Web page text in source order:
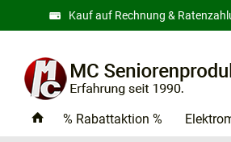
Kauf auf Rechnung &
% Rabattaktion %